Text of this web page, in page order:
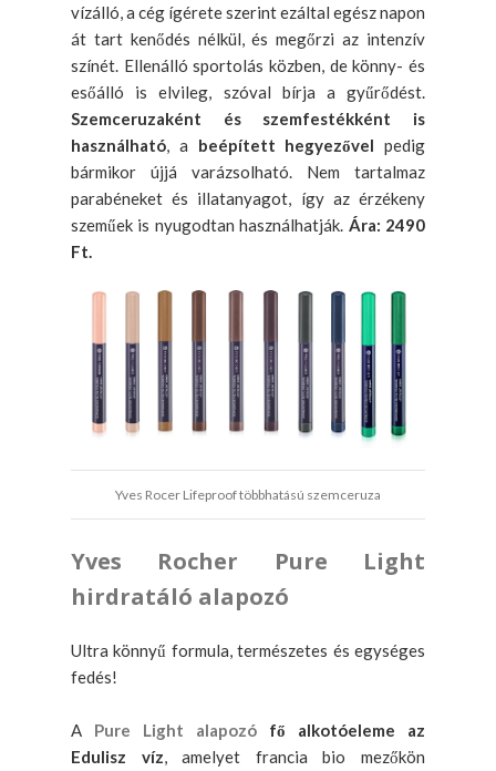
vízálló, a cég ígérete szerint ezáltal egész napon
át tart kenődés nélkül, és megőrzi az intenzív
színét. Ellenálló sportolás közben, de könny- és
esőálló is elvileg, szóval bírja a gyűrődést.
Szemceruzaként és szemfestékként is
használható , a beépített hegyezővel pedig
bármikor újjá varázsolható. Nem tartalmaz
parabéneket és illatanyagot, így az érzékeny
szeműek is nyugodtan használhatják. Ára: 2490
Ft.
Yves Rocer Lifeproof többhatású szemceruza
Yves Rocher Pure Light
hirdratáló alapozó
Ultra könnyű formula, természetes és egységes
fedés!
A Pure Light alapozó fő alkotóeleme az
Edulisz víz , amelyet francia bio mezőkön